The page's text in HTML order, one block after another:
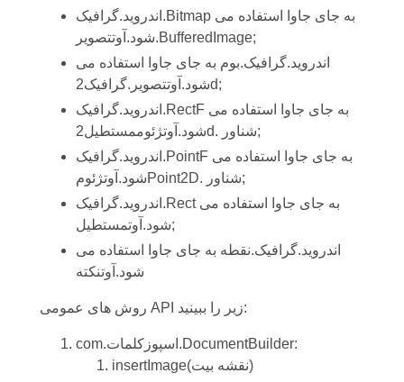
اندروید.گرافیک.Bitmap به جای جاوا استفاده می
شود.آوتتصویر.BufferedImage;
اندروید.گرافیک.بوم به جای جاوا استفاده می
شود.آوتتصویر.گرافیک2d;
اندروید.گرافیک.RectF به جای جاوا استفاده می
شود.آوتژئوممستطیل2d. شناور;
اندروید.گرافیک.PointF به جای جاوا استفاده می
شود.آوتژئومPoint2D. شناور;
اندروید.گرافیک.Rect به جای جاوا استفاده می
شود.آوتمستطیل;
اندروید.گرافیک.نقطه به جای جاوا استفاده می
شود.آوتنکته
روش های عمومی API زیر را ببینید:
com.اسپوزکلمات.DocumentBuilder:
insertImage(نقشه بیت)